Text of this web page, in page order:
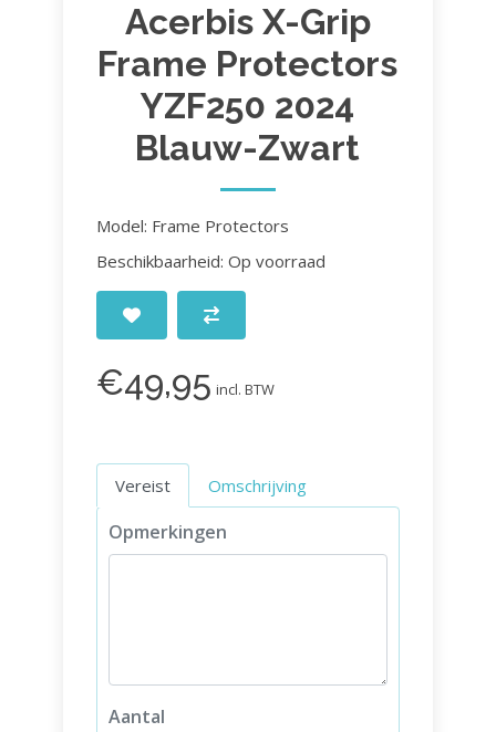
Acerbis X-Grip
Frame Protectors
YZF250 2024
Blauw-Zwart
Model: Frame Protectors
Beschikbaarheid: Op voorraad
€49,95 incl. BTW
Vereist Omschrijving
Opmerkingen
Aantal